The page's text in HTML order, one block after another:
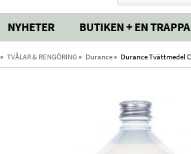
NYHETER BUTIKEN + EN
» TVÅLAR & RENGÖRING » Durance» Durance Tvättmedel